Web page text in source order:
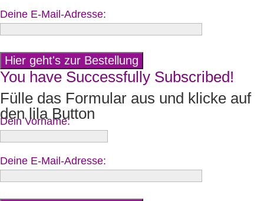
Deine E-Mail-Adresse:
You have Successfully Subscribed!
Fülle das Formular aus und klicke auf
den lila Button
Dein Vorname:
Deine E-Mail-Adresse: